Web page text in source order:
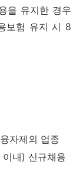
을 유지한 경우
보험 유지 시 8
자제외 업종
내) 신규채용